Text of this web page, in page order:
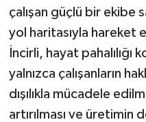
çalışan güçlü bir ekibe
yol haritasıyla hareket
İncirli, hayat pahalılığı
yalnızca çalışanların
dışılıkla mücadele
artırılması ve